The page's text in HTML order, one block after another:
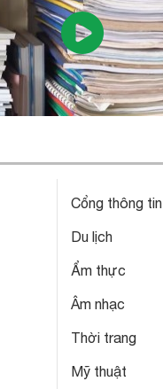
Cổng thông tin
Du lịch
Ẩm thực
Âm nhạc
Thời trang
Mỹ thuật